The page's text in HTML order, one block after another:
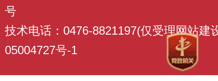
号
技术电话：0476-8821197(仅受理网站建
05004727号-1